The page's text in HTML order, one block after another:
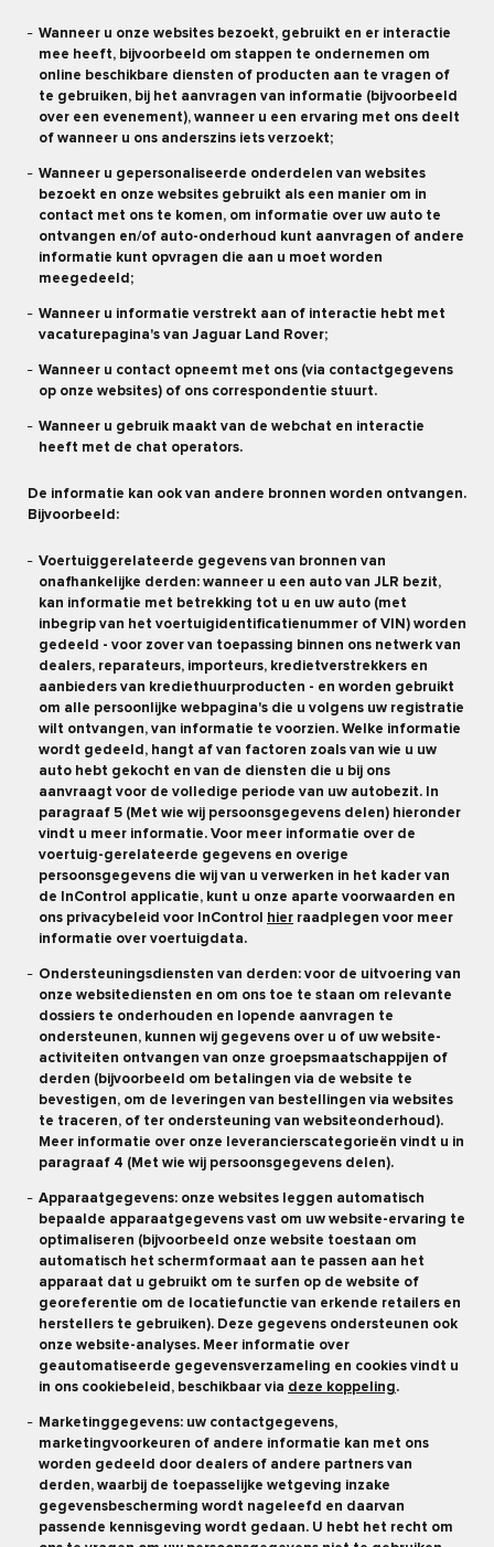
Wanneer u onze websites bezoekt, gebruikt en er interactie
mee heeft, bijvoorbeeld om stappen te ondernemen om
online beschikbare diensten of producten aan te vragen of
te gebruiken, bij het aanvragen van informatie (bijvoorbeeld
over een evenement), wanneer u een ervaring met ons deelt
of wanneer u ons anderszins iets verzoekt;
Wanneer u gepersonaliseerde onderdelen van websites
bezoekt en onze websites gebruikt als een manier om in
contact met ons te komen, om informatie over uw auto te
ontvangen en/of auto-onderhoud kunt aanvragen of andere
informatie kunt opvragen die aan u moet worden
meegedeeld;
Wanneer u informatie verstrekt aan of interactie hebt met
vacaturepagina's van Jaguar Land Rover;
Wanneer u contact opneemt met ons (via contactgegevens
op onze websites) of ons correspondentie stuurt.
Wanneer u gebruik maakt van de webchat en interactie
heeft met de chat operators.
De informatie kan ook van andere bronnen worden ontvangen.
Bijvoorbeeld:
Voertuiggerelateerde gegevens van bronnen van
onafhankelijke derden: wanneer u een auto van JLR bezit,
kan informatie met betrekking tot u en uw auto (met
inbegrip van het voertuigidentificatienummer of VIN) worden
gedeeld - voor zover van toepassing binnen ons netwerk van
dealers, reparateurs, importeurs, kredietverstrekkers en
aanbieders van krediethuurproducten - en worden gebruikt
om alle persoonlijke webpagina's die u volgens uw registratie
wilt ontvangen, van informatie te voorzien. Welke informatie
wordt gedeeld, hangt af van factoren zoals van wie u uw
auto hebt gekocht en van de diensten die u bij ons
aanvraagt voor de volledige periode van uw autobezit. In
paragraaf 5 (Met wie wij persoonsgegevens delen) hieronder
vindt u meer informatie. Voor meer informatie over de
voertuig-gerelateerde gegevens en overige
persoonsgegevens die wij van u verwerken in het kader van
de InControl applicatie, kunt u onze aparte voorwaarden en
ons privacybeleid voor InControl
hier raadplegen voor meer
informatie over voertuigdata.
Ondersteuningsdiensten van derden: voor de uitvoering van
onze websitediensten en om ons toe te staan om relevante
dossiers te onderhouden en lopende aanvragen te
ondersteunen, kunnen wij gegevens over u of uw website-
activiteiten ontvangen van onze groepsmaatschappijen of
derden (bijvoorbeeld om betalingen via de website te
bevestigen, om de leveringen van bestellingen via websites
te traceren, of ter ondersteuning van websiteonderhoud).
Meer informatie over onze leverancierscategorieën vindt u in
paragraaf 4 (Met wie wij persoonsgegevens delen).
Apparaatgegevens: onze websites leggen automatisch
bepaalde apparaatgegevens vast om uw website-ervaring te
optimaliseren (bijvoorbeeld onze website toestaan om
automatisch het schermformaat aan te passen aan het
apparaat dat u gebruikt om te surfen op de website of
georeferentie om de locatiefunctie van erkende retailers en
herstellers te gebruiken). Deze gegevens ondersteunen ook
onze website-analyses. Meer informatie over
geautomatiseerde gegevensverzameling en cookies vindt u
in ons cookiebeleid, beschikbaar via deze koppeling.
Marketinggegevens: uw contactgegevens,
marketingvoorkeuren of andere informatie kan met ons
worden gedeeld door dealers of andere partners van
derden, waarbij de toepasselijke wetgeving inzake
gegevensbescherming wordt nageleefd en daarvan
passende kennisgeving wordt gedaan. U hebt het recht om